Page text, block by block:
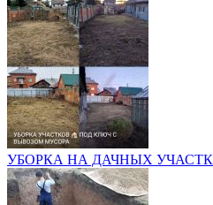
УБОРКА НА ДАЧНЫХ